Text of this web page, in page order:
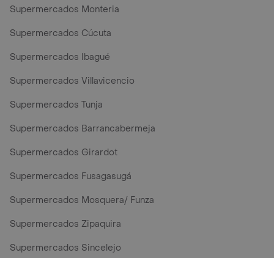
Supermercados Monteria
Supermercados Cúcuta
Supermercados Ibagué
Supermercados Villavicencio
Supermercados Tunja
Supermercados Barrancabermeja
Supermercados Girardot
Supermercados Fusagasugá
Supermercados Mosquera/ Funza
Supermercados Zipaquira
Supermercados Sincelejo